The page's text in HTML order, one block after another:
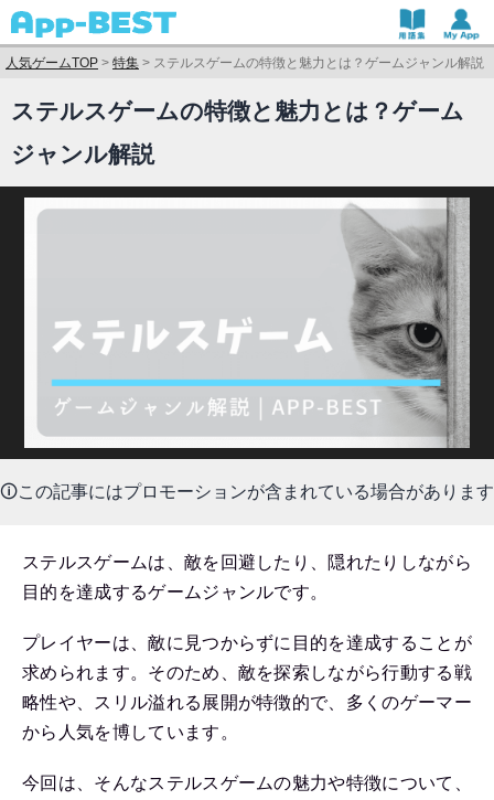
人気ゲームTOP > 特集 > ステルスゲームの特徴と魅力とは？ゲームジャンル解説
ステルスゲームの特徴と魅力とは？ゲーム
ジャンル解説
🛈この記事にはプロモーションが含まれている場合があります
ステルスゲームは、敵を回避したり、隠れたりしながら
目的を達成するゲームジャンルです。
プレイヤーは、敵に見つからずに目的を達成することが
求められます。そのため、敵を探索しながら行動する戦
略性や、スリル溢れる展開が特徴的で、多くのゲーマー
から人気を博しています。
今回は、そんなステルスゲームの魅力や特徴について、